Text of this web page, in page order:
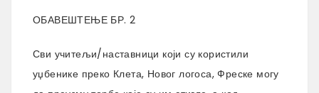
ОБАВЕШТЕЊЕ БР. 2
Сви учитељи/наставници који су користили
уџбенике преко Клета, Новог логоса, Фреске могу